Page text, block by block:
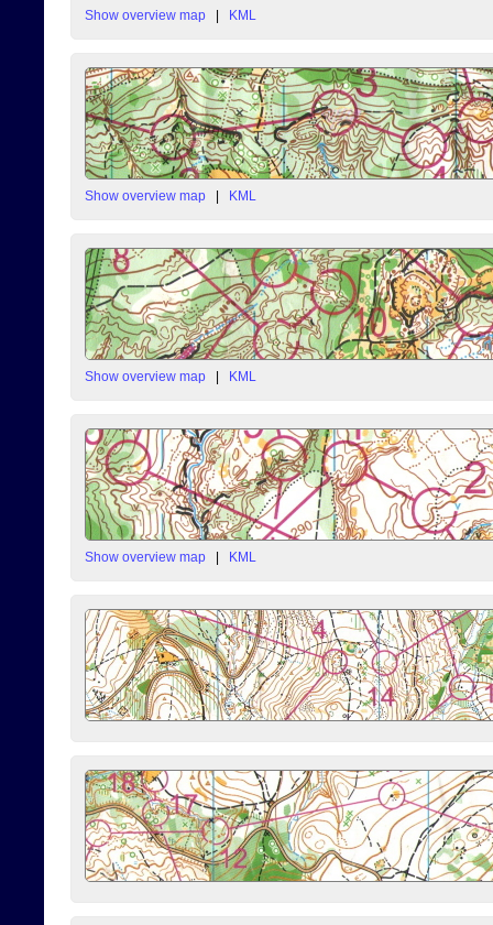
Show overview map | KML
Show overview map | KML
Show overview map | KML
Show overview map | KML